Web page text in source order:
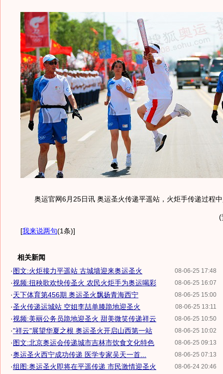
奥运官网6月25日讯 奥运圣火传递平遥站，火炬手传递过程中
(
[我来说两句(1条)]
相关新闻
08-06-25 17:48
·图文:火炬接力平遥站 古城墙迎来奥运圣火
08-06-25 16:07
·视频:扭秧歌欢快传圣火 农民火炬手为奥运喝彩
08-06-25 15:00
·天下体育第456期 奥运圣火飘扬青海西宁
08-06-25 13:11
·圣火传递运城站 空姐李喆单膝跪地迎圣火
08-06-25 10:50
·视频:美丽公务员跪地迎圣火 甜美微笑传递祥云
08-06-25 10:02
·"祥云"展望华夏之根 奥运圣火开启山西第一站
08-06-25 09:13
·图文:北京奥运会传递城市吉林市饮食文化特色
08-06-25 07:13
·奥运圣火西宁成功传递 医学专家吴天一首...
08-06-24 20:46
·组图:奥运圣火即将在平遥传递 市民激情迎圣火